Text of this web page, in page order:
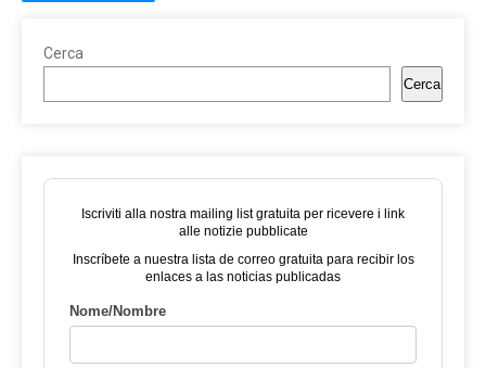
Cerca
Cerca
Iscriviti alla nostra mailing list gratuita per ricevere i link
alle notizie pubblicate
Inscríbete a nuestra lista de correo gratuita para recibir los
enlaces a las noticias publicadas
Nome/Nombre